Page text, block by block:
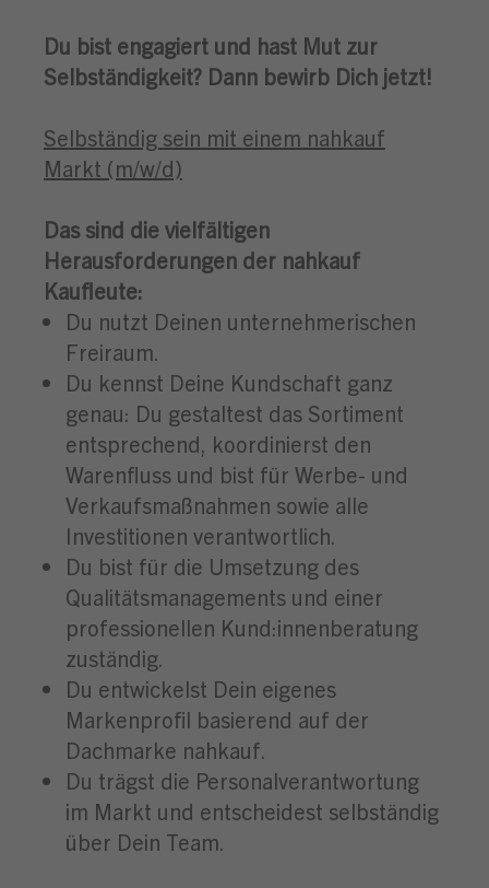
Du bist engagiert und hast Mut zur
Selbständigkeit? Dann bewirb Dich jetzt!
Selbständig sein mit einem nahkauf
Markt (m/w/d)
Das sind die vielfältigen
Herausforderungen der nahkauf
Kaufleute:
Du nutzt Deinen unternehmerischen
Freiraum.
Du kennst Deine Kundschaft ganz
genau: Du gestaltest das Sortiment
entsprechend, koordinierst den
Warenfluss und bist für Werbe- und
Verkaufsmaßnahmen sowie alle
Investitionen verantwortlich.
Du bist für die Umsetzung des
Qualitätsmanagements und einer
professionellen Kund:innenberatung
zuständig.
Du entwickelst Dein eigenes
Markenprofil basierend auf der
Dachmarke nahkauf.
Du trägst die Personalverantwortung
im Markt und entscheidest selbständig
über Dein Team.